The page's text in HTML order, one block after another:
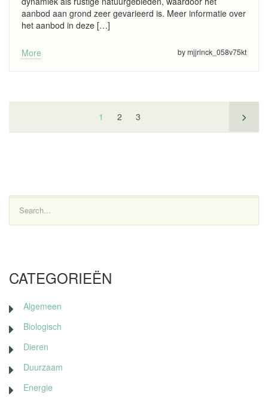
aanbod aan grond zeer gevarieerd is. Meer informatie over
het aanbod in deze […]
More by mjjrinck_058v75kt
1 2 3
CATEGORIEËN
Algemeen
Biologisch
Dieren
Duurzaam
Energie